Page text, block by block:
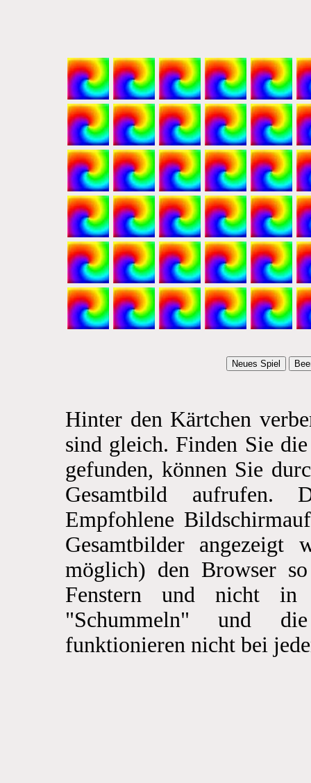
Hinter den Kärtchen
sind gleich. Finden Sie
gefunden, können Sie
Gesamtbild aufrufen.
Empfohlene
Gesamtbilder
möglich) den Browser
Fenstern und nicht in
"Schummeln" und
funktionieren nicht bei